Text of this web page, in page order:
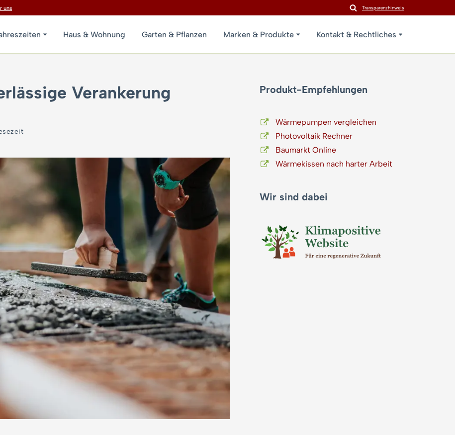
uns Transparenzhinweis
Haus & Wohnung Garten & Pflanzen Marken & Produkte Kontakt & Rechtliches
Verankerung
Produkt-Empfehlungen
Wärmepumpen vergleichen
Photovoltaik Rechner
Baumarkt Online
Wärmekissen nach harter Arbeit
Wir sind dabei